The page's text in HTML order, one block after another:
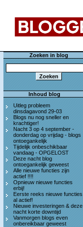
Zoeken in blog
Inhoud blog
Uitleg probleem
dinsdagavond 29-03
Blogs nu nog sneller en
krachtiger!
Nacht 3 op 4 september -
donderdag op vrijdag - blogs
ontoegankelijk
Tijdelijk onbeschikbaar
vandaag - OPGELOST
Deze nacht blog
ontoegankelijk geweest
Alle nieuwe functies zijn
actief !!!!
Opnieuw nieuwe functies
erbij!
Eerste reeks nieuwe functies
al actief!
Nieuwe investeringen & deze
nacht korte downtijd
Vanmorgen blogs even
onbereikbaar geweest